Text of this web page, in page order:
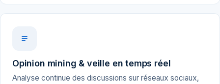
Opinion mining & veille en temps réel
Analyse continue des discussions sur réseaux sociaux,